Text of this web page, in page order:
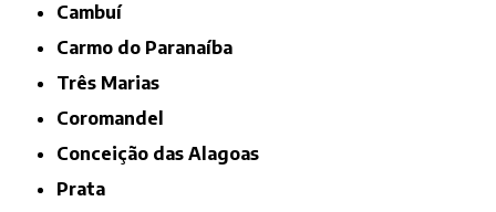
Cambuí
Carmo do Paranaíba
Três Marias
Coromandel
Conceição das Alagoas
Prata